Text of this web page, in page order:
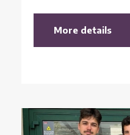
More details